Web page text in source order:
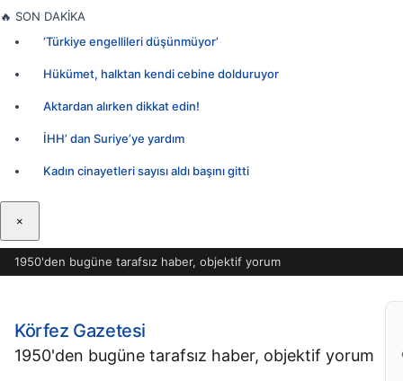
İçeriğe
🔥 SON DAKİKA
‘Türkiye engellileri düşünmüyor’
Hükümet, halktan kendi cebine dolduruyor
Aktardan alırken dikkat edin!
İHH’ dan Suriye’ye yardım
Kadın cinayetleri sayısı aldı başını gitti
×
1950'den bugüne tarafsız haber, objektif yorum
Körfez Gazetesi
1950'den bugüne tarafsız haber, objektif yorum